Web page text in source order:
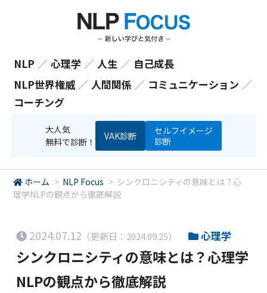
NLP ／ 心理学 ／ 人生 ／ 自己成長
NLP世界権威 ／ 人間関係 ／ コミュニケーション ／
コーチング
大人気
無料で診断！
VAK診断
セルフイメージ
診断
ホーム > NLP Focus > シンクロニシティの意味とは？心
理学NLPの観点から徹底解説
2024.07.12 （更新日：2024.09.25） 心理学
シンクロニシティの意味とは？心理学
NLPの観点から徹底解説